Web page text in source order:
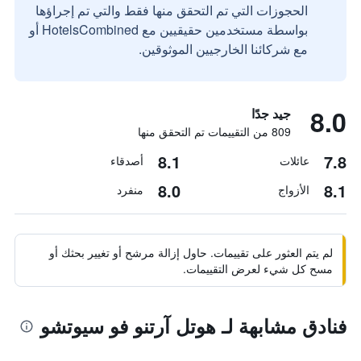
الحجوزات التي تم التحقق منها فقط والتي تم إجراؤها
بواسطة مستخدمين حقيقيين مع HotelsCombined أو
مع شركائنا الخارجيين الموثوقين.
8.0 جيد جدًا
809 من التقييمات تم التحقق منها
7.8 عائلات 8.1 أصدقاء
8.1 الأزواج 8.0 منفرد
لم يتم العثور على تقييمات. حاول إزالة مرشح أو تغيير بحثك أو
مسح كل شيء لعرض التقييمات.
فنادق مشابهة لـ هوتل آرتنو فو سيوتشو